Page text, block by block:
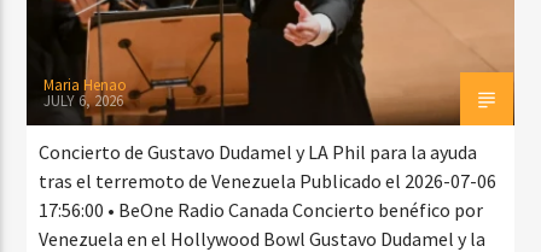
Maria Henao
JULY 6, 2026
Concierto de Gustavo Dudamel y LA Phil para la ayuda
tras el terremoto de Venezuela Publicado el 2026-07-06
17:56:00 • BeOne Radio Canada Concierto benéfico por
Venezuela en el Hollywood Bowl Gustavo Dudamel y la